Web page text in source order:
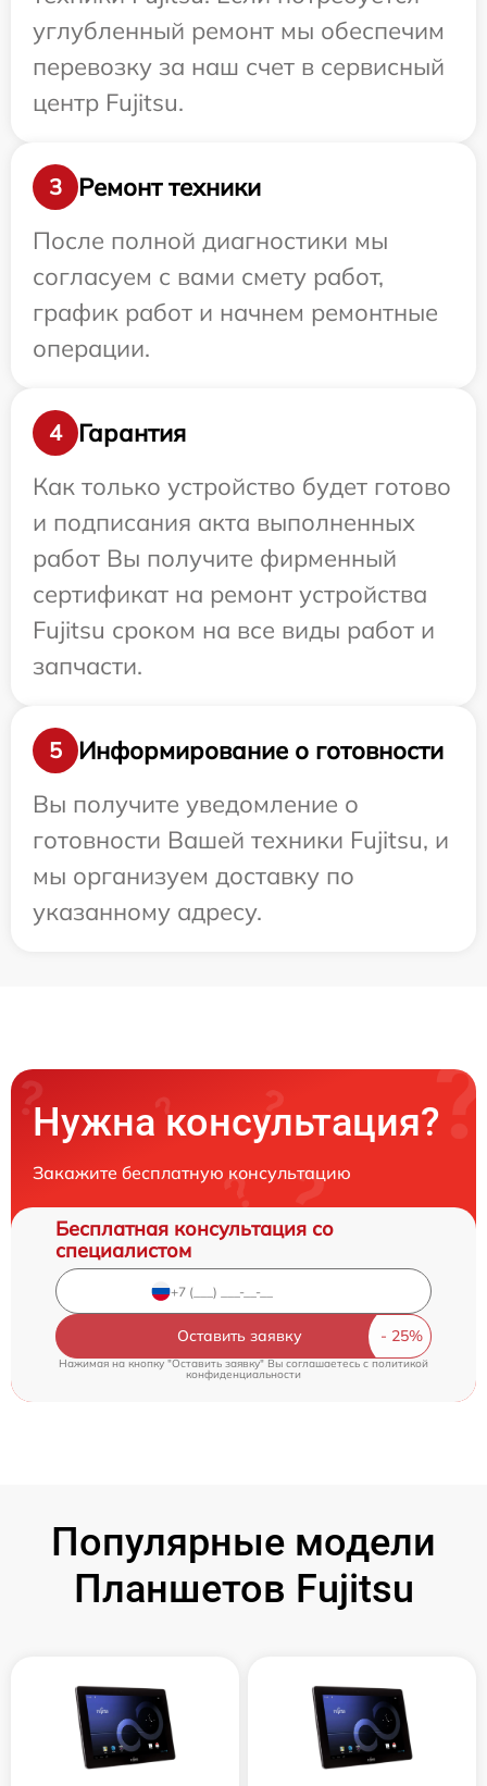
углубленный ремонт мы обеспечим
перевозку за наш счет в сервисный
центр Fujitsu.
3
Ремонт техники
После полной диагностики мы
согласуем с вами смету работ,
график работ и начнем ремонтные
операции.
4
Гарантия
Как только устройство будет готово
и подписания акта выполненных
работ Вы получите фирменный
сертификат на ремонт устройства
Fujitsu сроком на все виды работ и
запчасти.
5
Информирование о готовности
Вы получите уведомление о
готовности Вашей техники Fujitsu, и
мы организуем доставку по
указанному адресу.
Нужна консультация?
Закажите бесплатную консультацию
Бесплатная консультация со
специалистом
Оставить заявку
Нажимая на кнопку "Оставить заявку" Вы соглашаетесь c политикой
конфиденциальности
Популярные модели
Планшетов Fujitsu